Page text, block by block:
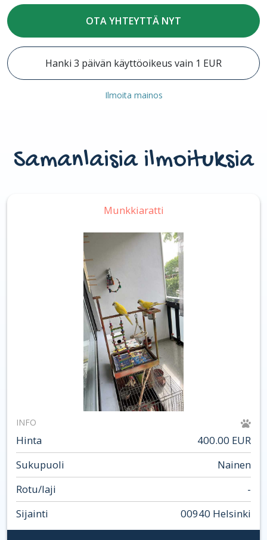
OTA YHTEYTTÄ NYT
Hanki 3 päivän käyttöoikeus vain 1 EUR
Ilmoita mainos
Samanlaisia ilmoituksia
Munkkiaratti
INFO
Hinta
400.00 EUR
Sukupuoli
Nainen
Rotu/laji
-
Sijainti
00940 Helsinki